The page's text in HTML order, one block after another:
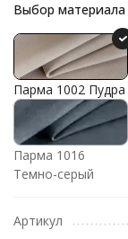
Выбор материала
Парма 1002 Пудра
Парма 1016
Темно-серый
Артикул